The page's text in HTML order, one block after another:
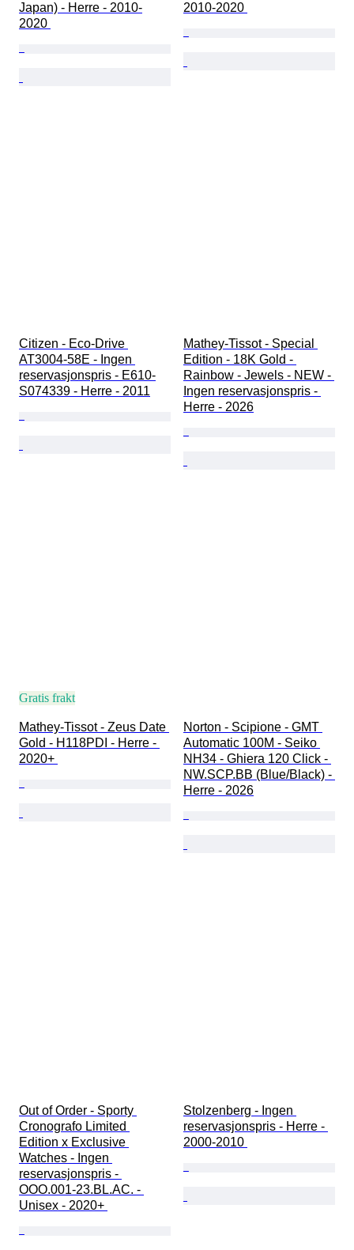
Japan) - Herre - 2010-
2020
2010-2020
Citizen - Eco-Drive
AT3004-58E - Ingen
reservasjonspris - E610-
S074339 - Herre - 2011
Mathey-Tissot - Special
Edition - 18K Gold -
Rainbow - Jewels - NEW -
Ingen reservasjonspris -
Herre - 2026
Gratis frakt
Mathey-Tissot - Zeus Date
Gold - H118PDI - Herre -
2020+
Norton - Scipione - GMT
Automatic 100M - Seiko
NH34 - Ghiera 120 Click -
NW.SCP.BB (Blue/Black) -
Herre - 2026
Out of Order - Sporty
Cronografo Limited
Edition x Exclusive
Watches - Ingen
reservasjonspris -
OOO.001-23.BL.AC. -
Unisex - 2020+
Stolzenberg - Ingen
reservasjonspris - Herre -
2000-2010